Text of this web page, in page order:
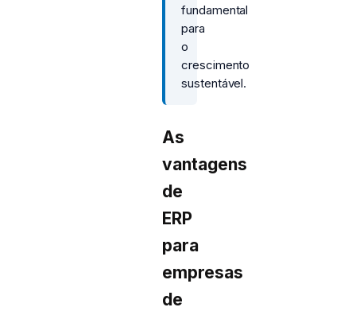
fundamental
para
o
crescimento
sustentável.
As
vantagens
de
ERP
para
empresas
de